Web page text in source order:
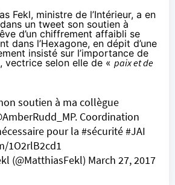
Fekl, ministre de l’Intérieur, a en
un tweet son soutien à
d’un chiffrement affaibli se
dans l’Hexagone, en dépit d’une
insisté sur l’importance de
vectrice selon elle de « paix et de
soutien à ma collègue
. Coordination
pour la #sécurité#JAI
1O2rlB2cd1
(@MatthiasFekl) March 27, 2017